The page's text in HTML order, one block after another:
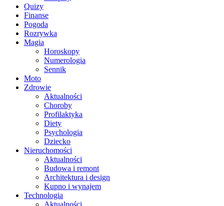
Quizy
Finanse
Pogoda
Rozrywka
Magia
Horoskopy
Numerologia
Sennik
Moto
Zdrowie
Aktualności
Choroby
Profilaktyka
Diety
Psychologia
Dziecko
Nieruchomości
Aktualności
Budowa i remont
Architektura i design
Kupno i wynajem
Technologia
Aktualności